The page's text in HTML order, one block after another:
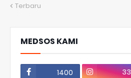
Terbaru
MEDSOS KAMI
1400